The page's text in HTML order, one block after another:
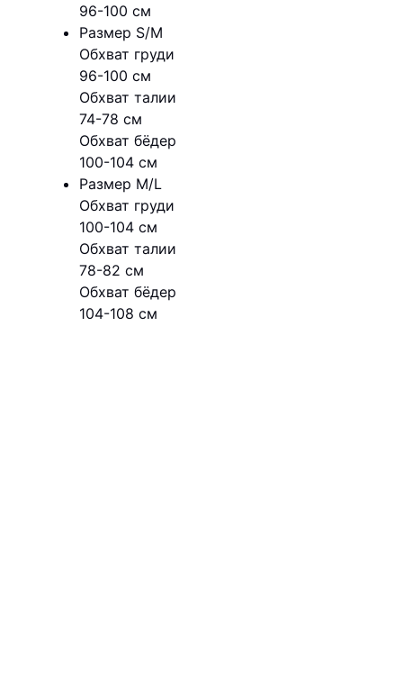
96-100 см
Размер S/M
Обхват груди
96-100 см
Обхват талии
74-78 см
Обхват бёдер
100-104 см
Размер M/L
Обхват груди
100-104 см
Обхват талии
78-82 см
Обхват бёдер
104-108 см